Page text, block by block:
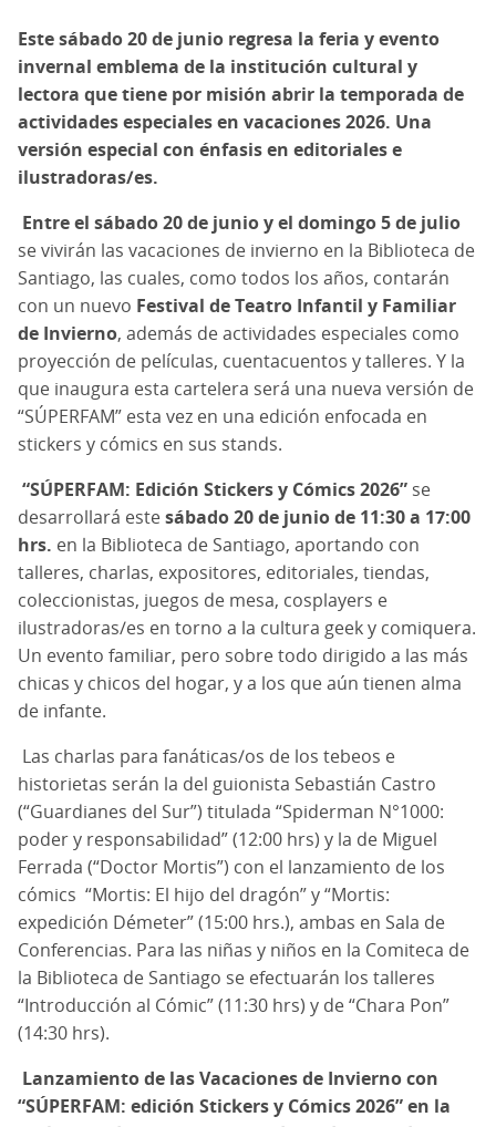
Este sábado 20 de junio regresa la feria y evento
invernal emblema de la institución cultural y
lectora que tiene por misión abrir la temporada de
actividades especiales en vacaciones 2026. Una
versión especial con énfasis en editoriales e
ilustradoras/es.
Entre el sábado 20 de junio y el domingo 5 de julio
se vivirán las vacaciones de invierno en la Biblioteca de
Santiago, las cuales, como todos los años, contarán
con un nuevo Festival de Teatro Infantil y Familiar
de Invierno, además de actividades especiales como
proyección de películas, cuentacuentos y talleres. Y la
que inaugura esta cartelera será una nueva versión de
“SÚPERFAM” esta vez en una edición enfocada en
stickers y cómics en sus stands.
“SÚPERFAM: Edición Stickers y Cómics 2026” se
desarrollará estesábado 20 de junio de 11:30 a 17:00
hrs. en la Biblioteca de Santiago, aportando con
talleres, charlas, expositores, editoriales, tiendas,
coleccionistas, juegos de mesa, cosplayers e
ilustradoras/es en torno a la cultura geek y comiquera.
Un evento familiar, pero sobre todo dirigido a las más
chicas y chicos del hogar, y a los que aún tienen alma
de infante.
Las charlas para fanáticas/os de los tebeos e
historietas serán la del guionista Sebastián Castro
(“Guardianes del Sur”) titulada “Spiderman N°1000:
poder y responsabilidad” (12:00 hrs) y la de Miguel
Ferrada (“Doctor Mortis”) con el lanzamiento de los
cómics “Mortis: El hijo del dragón” y “Mortis:
expedición Démeter” (15:00 hrs.), ambas en Sala de
Conferencias. Para las niñas y niños en la Comiteca de
la Biblioteca de Santiago se efectuarán los talleres
“Introducción al Cómic” (11:30 hrs) y de “Chara Pon”
(14:30 hrs).
Lanzamiento de las Vacaciones de Invierno con
“SÚPERFAM: edición Stickers y Cómics 2026” en la